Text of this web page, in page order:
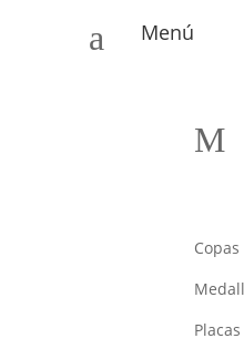
a Menú
M
Copas